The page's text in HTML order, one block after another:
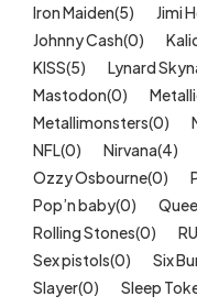
Iron Maiden(5) Jimi
Johnny Cash(0)
KISS(5) Lynard
Mastodon(0)
Metallimonsters(0)
NFL(0) Nirvana(4)
Ozzy Osbourne(0)
Pop’n baby(0)
Rolling Stones(0)
Sex pistols(0) Six
Slayer(0) Sleep